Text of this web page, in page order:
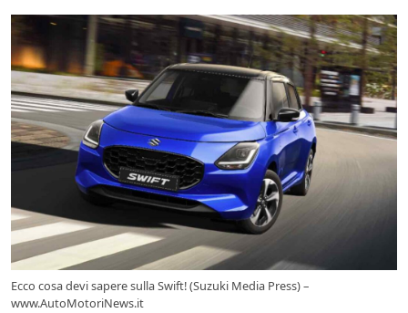
Ecco cosa devi sapere sulla Swift! (Suzuki Media Press) –
www.AutoMotoriNews.it